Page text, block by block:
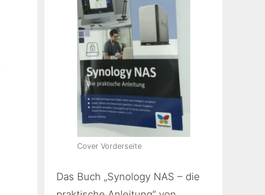
Cover Vorderseite
Das Buch „Synology NAS – die